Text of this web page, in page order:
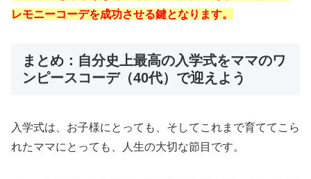
レモニーコーデを成功させる鍵となります。
まとめ：自分史上最高の入学式をママのワ
ンピースコーデ（40代）で迎えよう
入学式は、お子様にとっても、そしてこれまで育ててこら
れたママにとっても、人生の大切な節目です。